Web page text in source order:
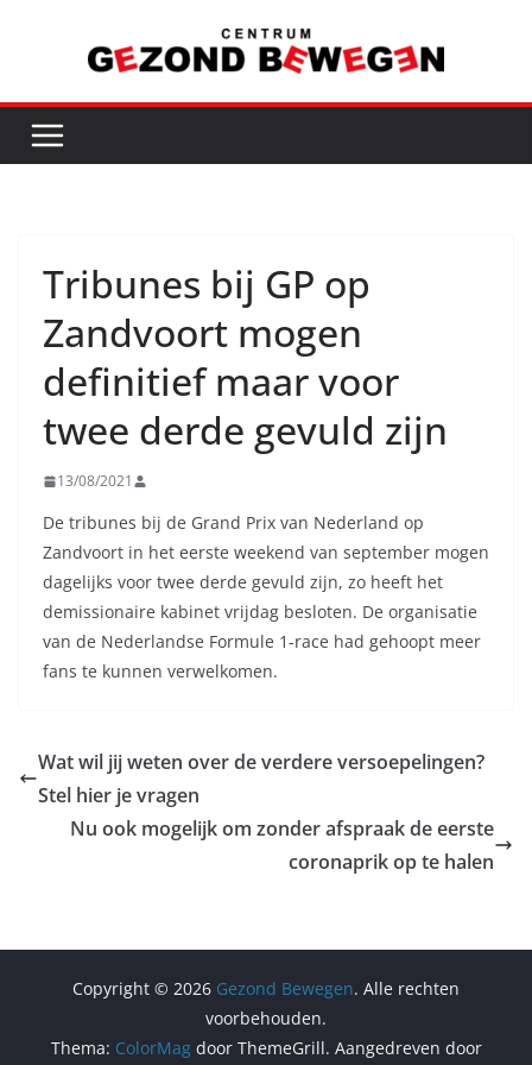
inhoud
Tribunes bij GP op
Zandvoort mogen
definitief maar voor
twee derde gevuld zijn
13/08/2021
De tribunes bij de Grand Prix van Nederland op
Zandvoort in het eerste weekend van september mogen
dagelijks voor twee derde gevuld zijn, zo heeft het
demissionaire kabinet vrijdag besloten. De organisatie
van de Nederlandse Formule 1-race had gehoopt meer
fans te kunnen verwelkomen.
Wat wil jij weten over de verdere versoepelingen?
Stel hier je vragen
Nu ook mogelijk om zonder afspraak de eerste
coronaprik op te halen
Copyright © 2026 Gezond Bewegen. Alle rechten
voorbehouden.
Thema: ColorMagdoor ThemeGrill. Aangedreven door